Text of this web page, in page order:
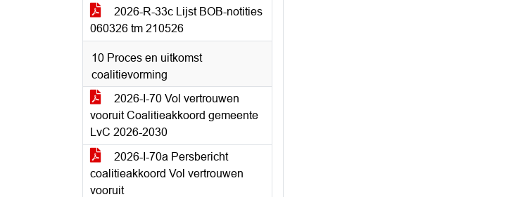
2026-R-33c Lijst BOB-notities
060326 tm 210526
10 Proces en uitkomst
coalitievorming
2026-I-70 Vol vertrouwen
vooruit Coalitieakkoord gemeente
LvC 2026-2030
2026-I-70a Persbericht
coalitieakkoord Vol vertrouwen
vooruit